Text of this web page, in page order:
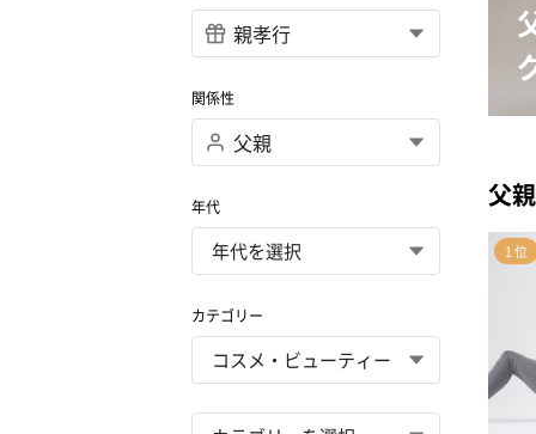
関係性
年代
カテゴリー
父